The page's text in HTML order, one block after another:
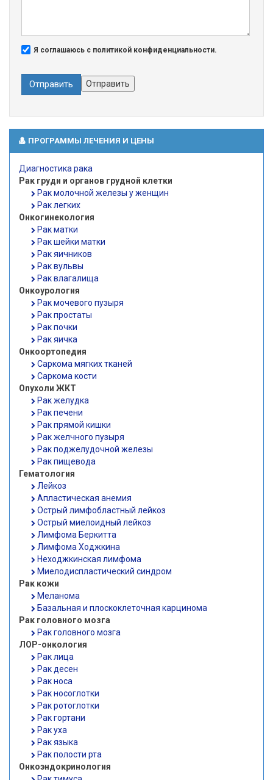
Я соглашаюсь с политикой конфиденциальности.
Отправить Отправить
ПРОГРАММЫ ЛЕЧЕНИЯ И ЦЕНЫ
Диагностика рака
Рак груди и органов грудной клетки
Рак молочной железы у женщин
Рак легких
Онкогинекология
Рак матки
Рак шейки матки
Рак яичников
Рак вульвы
Рак влагалища
Онкоурология
Рак мочевого пузыря
Рак простаты
Рак почки
Рак яичка
Онкоортопедия
Саркома мягких тканей
Саркома кости
Опухоли ЖКТ
Рак желудка
Рак печени
Рак прямой кишки
Рак желчного пузыря
Рак поджелудочной железы
Рак пищевода
Гематология
Лейкоз
Апластическая анемия
Острый лимфобластный лейкоз
Острый миелоидный лейкоз
Лимфома Беркитта
Лимфома Ходжкина
Неходжкинская лимфома
Миелодиспластический синдром
Рак кожи
Меланома
Базальная и плоскоклеточная карцинома
Рак головного мозга
Рак головного мозга
ЛОР-онкология
Рак лица
Рак десен
Рак носа
Рак носоглотки
Рак ротоглотки
Рак гортани
Рак уха
Рак языка
Рак полости рта
Онкоэндокринология